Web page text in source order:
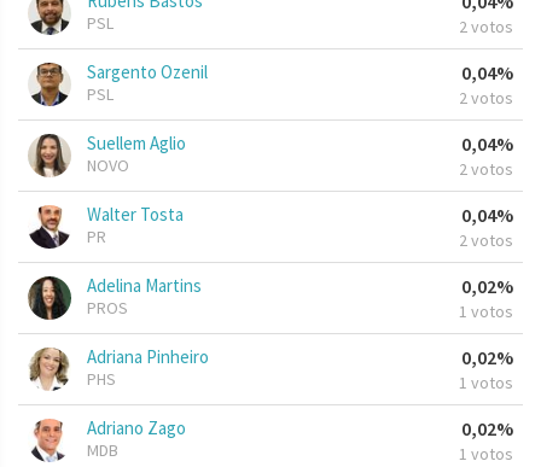
PSL 2 votos
Sargento Ozenil
PSL
0,04%
2 votos
Suellem Aglio
NOVO
0,04%
2 votos
Walter Tosta
PR
0,04%
2 votos
Adelina Martins
PROS
0,02%
1 votos
Adriana Pinheiro
PHS
0,02%
1 votos
Adriano Zago
MDB
0,02%
1 votos